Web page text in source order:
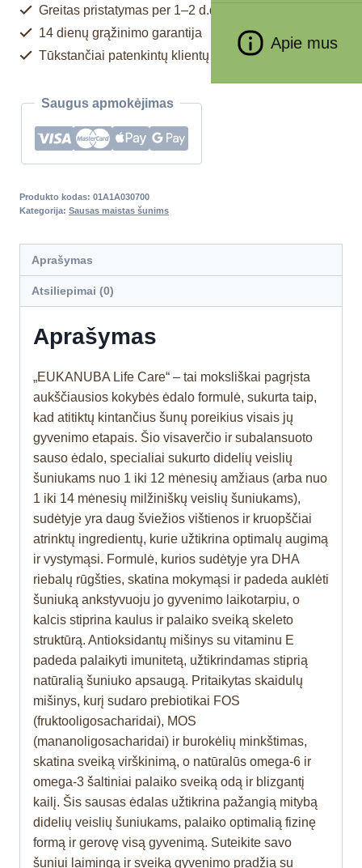
Apie mus
Greitas pristatymas per 1–2 d.d.
14 dienų grąžinimo garantija
Tūkstančiai patenkintų klientų
Saugus apmokėjimas
Produkto kodas: 01A1A030700
Kategorija: Sausas maistas šunims
Aprašymas
Atsiliepimai (0)
Aprašymas
„EUKANUBA Life Care“ – tai moksliškai pagrįsta
aukščiausios kokybės ėdalo formulė, sukurta taip,
kad atitiktų kintančius šunų poreikius visais jų
gyvenimo etapais. Šio visaverčio ir subalansuoto
sauso ėdalo, specialiai sukurto didelių veislių
šuniukams nuo 1 iki 12 mėnesių amžiaus (arba nuo
1 iki 14 mėnesių milžiniškų veislių šuniukams),
sudėtyje yra daug šviežios vištienos ir kruopščiai
atrinktų ingredientų, kurie užtikrina optimalų augimą
ir vystymąsi. Formulė, kurios sudėtyje yra DHA
riebalų rūgšties, skatina mokymąsi ir padeda auklėti
šuniuką ankstyvuoju jo gyvenimo laikotarpiu, o
kalcis stiprina kaulus ir palaiko sveiką skeleto
struktūrą. Antioksidantų mišinys su vitaminu E
padeda palaikyti imunitetą, užtikrindamas stiprią
natūralią šuniuko apsaugą. Pritaikytas skaidulų
mišinys, kurį sudaro prebiotikai FOS
(fruktooligosacharidai), MOS
(mananoligosacharidai) ir burokėlių minkštimas,
skatina sveiką virškinimą, o natūralūs omega-6 ir
omega-3 šaltiniai palaiko sveiką odą ir blizgantį
kailį. Šis sausas ėdalas užtikrina pažangią mitybą
didelių veislių šuniukams, palaiko optimalią fizinę
formą ir gerovę visą gyvenimą. Suteikite savo
šuniui laimingą ir sveiką gyvenimo pradžią su